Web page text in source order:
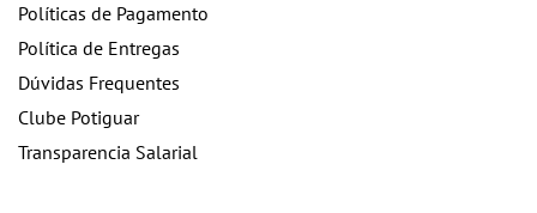
Políticas de Pagamento
Política de Entregas
Dúvidas Frequentes
Clube Potiguar
Transparencia Salarial